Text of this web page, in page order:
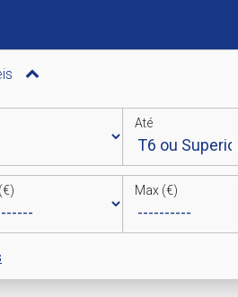
Até
Max (€)